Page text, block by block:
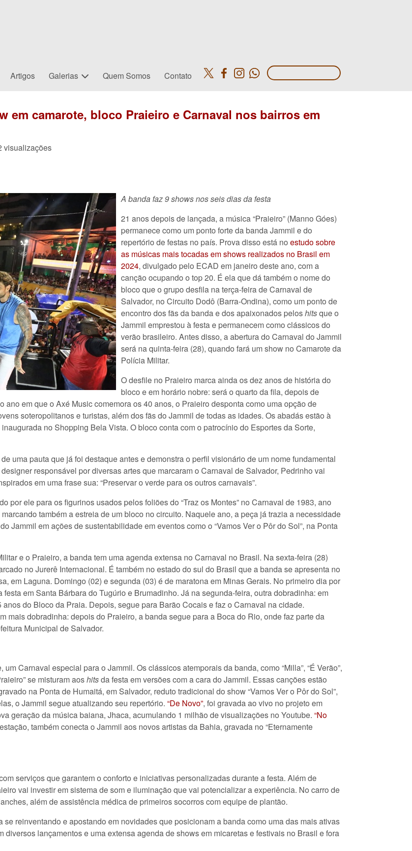
Artigos Galerias Quem Somos Contato
em camarote, bloco Praieiro e Carnaval nos bairros em
visualizações
A banda faz 9 shows nos seis dias da festa
21 anos depois de lançada, a música “Praieiro” (Manno Góes)
permanece como um ponto forte da banda Jammil e do
repertório de festas no país. Prova disso está no estudo sobre
as músicas mais tocadas em shows realizados no Brasil em
2024, divulgado pelo ECAD em janeiro deste ano, com a
canção ocupando o top 20. É ela que dá também o nome do
bloco que o grupo desfila na terça-feira de Carnaval de
Salvador, no Circuito Dodô (Barra-Ondina), como um ponto de
encontro dos fãs da banda e dos apaixonados peloshitsque o
Jammil emprestou à festa e permanecem como clássicos do
verão brasileiro. Antes disso, a abertura do Carnaval do Jammil
será na quinta-feira (28), quando fará um show no Camarote da
Polícia Militar.
O desfile no Praieiro marca ainda os dez anos de história do
bloco e em horário nobre: será o quarto da fila, depois de
em que o Axé Music comemora os 40 anos, o Praieiro desponta como uma opção de
soteropolitanos e turistas, além dos fãs do Jammil de todas as idades. Os abadás estão à
no Shopping Bela Vista. O bloco conta com o patrocínio do Esportes da Sorte,
uma pauta que já foi destaque antes e demonstra o perfil visionário de um nome fundamental
responsável por diversas artes que marcaram o Carnaval de Salvador, Pedrinho vai
em uma frase sua: “Preservar o verde para os outros carnavais”.
por ele para os figurinos usados pelos foliões do “Traz os Montes” no Carnaval de 1983, ano
também a estreia de um bloco no circuito. Naquele ano, a peça já trazia a necessidade
Jammil em ações de sustentabilidade em eventos como o “Vamos Ver o Pôr do Sol”, na Ponta
e o Praieiro, a banda tem uma agenda extensa no Carnaval no Brasil. Na sexta-feira (28)
no Jurerê Internacional. É também no estado do sul do Brasil que a banda se apresenta no
em Laguna. Domingo (02) e segunda (03) é de maratona em Minas Gerais. No primeiro dia por
em Santa Bárbara do Tugúrio e Brumadinho. Já na segunda-feira, outra dobradinha: em
do Bloco da Praia. Depois, segue para Barão Cocais e faz o Carnaval na cidade.
mais dobradinha: depois do Praieiro, a banda segue para a Boca do Rio, onde faz parte da
Municipal de Salvador.
Carnaval especial para o Jammil. Os clássicos atemporais da banda, como “Milla”, “É Verão”,
se misturam aoshitsda festa em versões com a cara do Jammil. Essas canções estão
na Ponta de Humaitá, em Salvador, reduto tradicional do show “Vamos Ver o Pôr do Sol”,
o Jammil segue atualizando seu repertório. “De Novo”, foi gravada ao vivo no projeto em
geração da música baiana, Jhaca, acumulando 1 milhão de visualizações no Youtube. “No
também conecta o Jammil aos novos artistas da Bahia, gravada no “Eternamente
serviços que garantem o conforto e iniciativas personalizadas durante a festa. Além de
vai investir em sistema de som e iluminação que vai potencializar a experiência. No carro de
além de assistência médica de primeiros socorros com equipe de plantão.
reinventando e apostando em novidades que posicionam a banda como uma das mais ativas
lançamentos e uma extensa agenda de shows em micaretas e festivais no Brasil e fora